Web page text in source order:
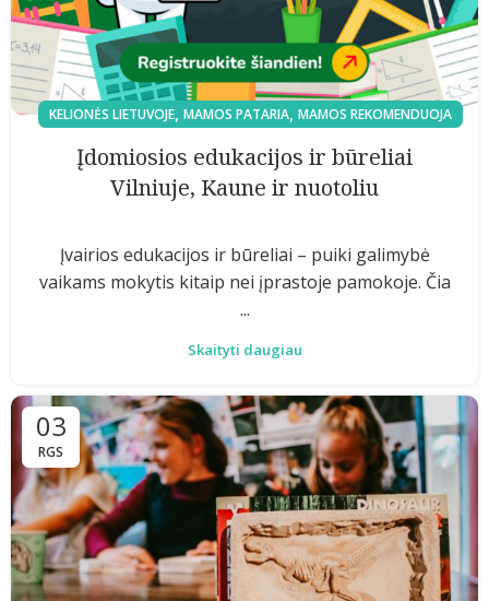
KELIONĖS LIETUVOJE, MAMOS PATARIA, MAMOS REKOMENDUOJA
Įdomiosios edukacijos ir būreliai
Vilniuje, Kaune ir nuotoliu
Įvairios edukacijos ir būreliai – puiki galimybė
vaikams mokytis kitaip nei įprastoje pamokoje. Čia
...
Skaityti daugiau
03
RGS